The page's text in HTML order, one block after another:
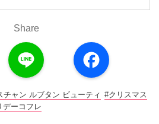
Share
a
c
o
チャン ルブタン ビューティ #クリスマス
デーコフレ